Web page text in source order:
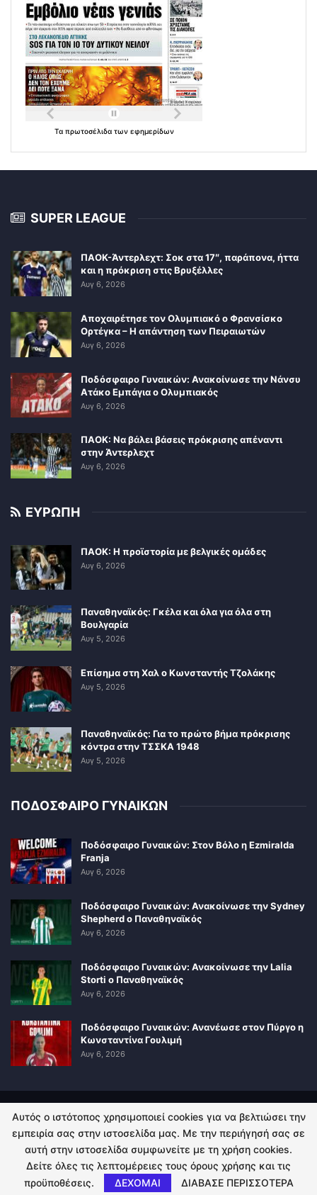
Τα πρωτοσέλιδα των εφημερίδων
SUPER LEAGUE
ΠΑΟΚ-Άντερλεχτ: Σοκ στα 17″, παράπονα, ήττα
και η πρόκριση στις Βρυξέλλες
Αυγ 6, 2026
Αποχαιρέτησε τον Ολυμπιακό ο Φρανσίσκο
Ορτέγκα – Η απάντηση των Πειραιωτών
Αυγ 6, 2026
Ποδόσφαιρο Γυναικών: Ανακοίνωσε την Νάνσυ
Ατάκο Εμπάγια ο Ολυμπιακός
Αυγ 6, 2026
ΠΑΟΚ: Να βάλει βάσεις πρόκρισης απέναντι
στην Άντερλεχτ
Αυγ 6, 2026
ΕΥΡΩΠΗ
ΠΑΟΚ: Η προϊστορία με βελγικές ομάδες
Αυγ 6, 2026
Παναθηναϊκός: Γκέλα και όλα για όλα στη
Βουλγαρία
Αυγ 5, 2026
Επίσημα στη Χαλ ο Κωνσταντής Τζολάκης
Αυγ 5, 2026
Παναθηναϊκός: Για το πρώτο βήμα πρόκρισης
κόντρα στην ΤΣΣΚΑ 1948
Αυγ 5, 2026
ΠΟΔΟΣΦΑΙΡΟ ΓΥΝΑΙΚΩΝ
Ποδόσφαιρο Γυναικών: Στον Βόλο η Ezmiralda
Franja
Αυγ 6, 2026
Ποδόσφαιρο Γυναικών: Ανακοίνωσε την Sydney
Shepherd ο Παναθηναϊκός
Αυγ 6, 2026
Ποδόσφαιρο Γυναικών: Ανακοίνωσε την Lalia
Storti ο Παναθηναϊκός
Αυγ 6, 2026
Ποδόσφαιρο Γυναικών: Ανανέωσε στον Πύργο η
Κωνσταντίνα Γουλιμή
Αυγ 6, 2026
ΠΟΛΙΤΙΚΗ ΑΠΟΡΡΗΤΟΥ ΕΠΙΚΟΙΝΩΝΙΑ
© 2026 - Kingsport.gr. All Rights Reserved.
Αυτός ο ιστότοπος χρησιμοποιεί cookies για να βελτιώσει την
εμπειρία σας στην ιστοσελίδα μας. Με την περιήγησή σας σε
αυτή στην ιστοσελίδα συμφωνείτε με τη χρήση cookies.
Δείτε όλες τις λεπτομέρειες τους όρους χρήσης και τις
προϋποθέσεις.
ΔΕΧΟΜΑΙ ΔΙΑΒΑΣΕ ΠΕΡΙΣΣΟΤΕΡΑ